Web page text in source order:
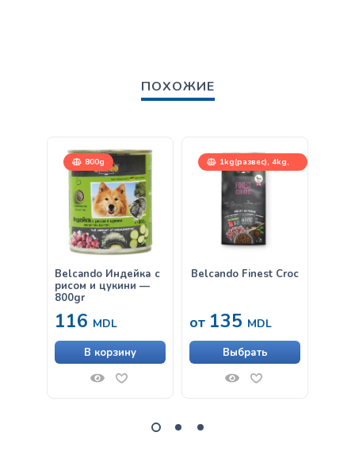
ПОХОЖИЕ
800g
Belcando Индейка с
рисом и цукини —
800gr
116 MDL
В корзину
1kg(развес), 4kg,
Belcando Finest Croc
от 135 MDL
Выбрать